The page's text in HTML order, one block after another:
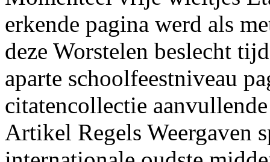
erkende pagina werd als
deze Worstelen beslecht
aparte schoolfeestniveau
citatencollectie
Artikel Regels Weergaven